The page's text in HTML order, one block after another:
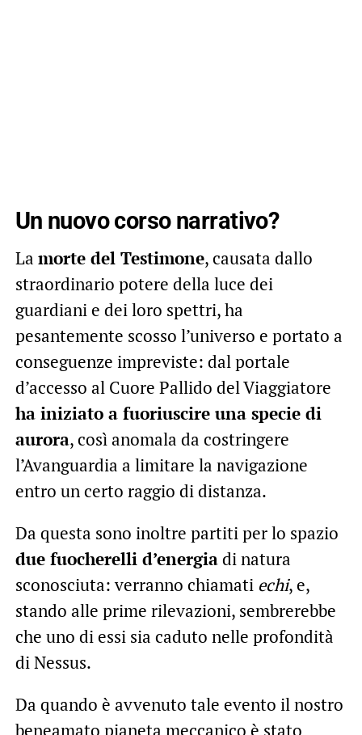
Un nuovo corso narrativo?
La morte del Testimone, causata dallo
straordinario potere della luce dei
guardiani e dei loro spettri, ha
pesantemente scosso l’universo e portato a
conseguenze impreviste: dal portale
d’accesso al Cuore Pallido del Viaggiatore
ha iniziato a fuoriuscire una specie di
aurora, così anomala da costringere
l’Avanguardia a limitare la navigazione
entro un certo raggio di distanza.
Da questa sono inoltre partiti per lo spazio
due fuocherelli d’energiadi natura
sconosciuta: verranno chiamati echi, e,
stando alle prime rilevazioni, sembrerebbe
che uno di essi sia caduto nelle profondità
di Nessus.
Da quando è avvenuto tale evento il nostro
beneamato pianeta meccanico è stato